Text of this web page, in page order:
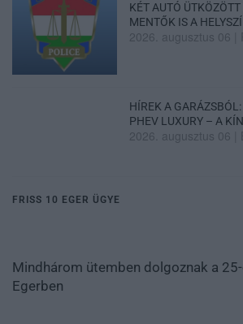
KÉT AUTÓ
MENTŐK IS A
2026. augusztus 06
HÍREK A
PHEV LUXURY – A
2026. augusztus 06
FRISS 10 EGER ÜGYE
Mindhárom ütemben dolgoznak a
Egerben